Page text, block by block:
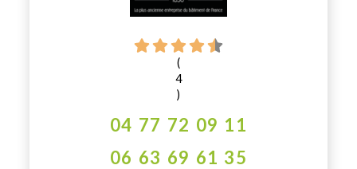
(
4
)
04 77 72 09 11
06 63 69 61 35